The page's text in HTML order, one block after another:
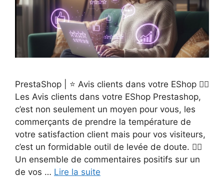
PrestaShop | ⭐ Avis clients dans votre EShop 👉🏻
Les Avis clients dans votre EShop Prestashop,
c’est non seulement un moyen pour vous, les
commerçants de prendre la température de
votre satisfaction client mais pour vos visiteurs,
c’est un formidable outil de levée de doute. 👍🏻
Un ensemble de commentaires positifs sur un
de vos … Lire la suite